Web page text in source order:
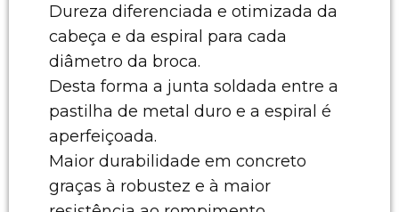
Dureza diferenciada e otimizada da
cabeça e da espiral para cada
diâmetro da broca.
Desta forma a junta soldada entre a
pastilha de metal duro e a espiral é
aperfeiçoada.
Maior durabilidade em concreto
graças à robustez e à maior